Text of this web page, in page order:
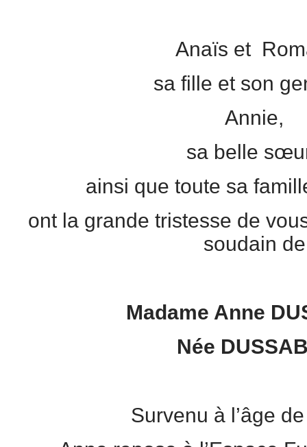
Anaïs et
sa fille et son
Annie,
sa belle
ainsi que toute sa
ont la grande tristesse de
soudain de
Madame Anne
Née
Survenu à l’âge